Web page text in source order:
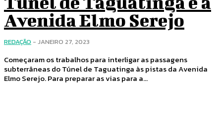
Avenida Elmo Serejo
REDAÇÃO - JANEIRO 27, 2023
Começaram os trabalhos para interligar as passagens
subterrâneas do Túnel de Taguatinga às pistas da Avenida
Elmo Serejo. Para preparar as vias para a...